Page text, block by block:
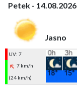
Petek - 14.08.2026
Jasno
UV: 7
7 km/h
(24 km/h)